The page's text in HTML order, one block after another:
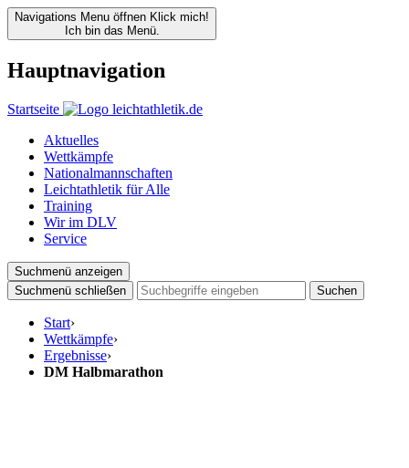
Navigations Menu öffnen Klick mich!
Ich bin das Menü.
Hauptnavigation
Startseite
Aktuelles
Wettkämpfe
Nationalmannschaften
Leichtathletik für Alle
Training
Wir im DLV
Service
Suchmenü anzeigen
Suchmenü schließen
Suchen
Start›
Wettkämpfe›
Ergebnisse›
DM Halbmarathon